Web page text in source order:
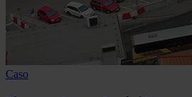
Caso